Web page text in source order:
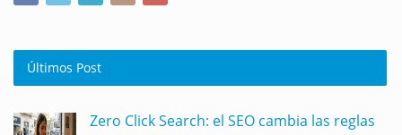
Últimos Post
Zero Click Search: el SEO cambia las reglas